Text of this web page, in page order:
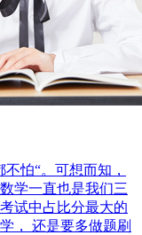
怕“。可想而知，
学一直也是我们三
试中占比分最大的
， 还是要多做题刷